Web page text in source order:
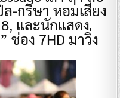
ล-กริษา หอมเสียง
และนักแสดง
ช่อง 7HD มาวิ่ง